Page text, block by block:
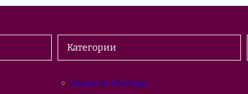
Категории
Акции от Контура